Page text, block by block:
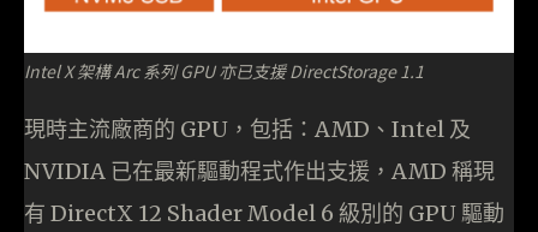
Intel X 架構 Arc 系列 GPU 亦已支援 DirectStorage 1.1
現時主流廠商的 GPU，包括：AMD、Intel 及
NVIDIA 已在最新驅動程式作出支援，AMD 稱現
有 DirectX 12 Shader Model 6 級別的 GPU 驅動